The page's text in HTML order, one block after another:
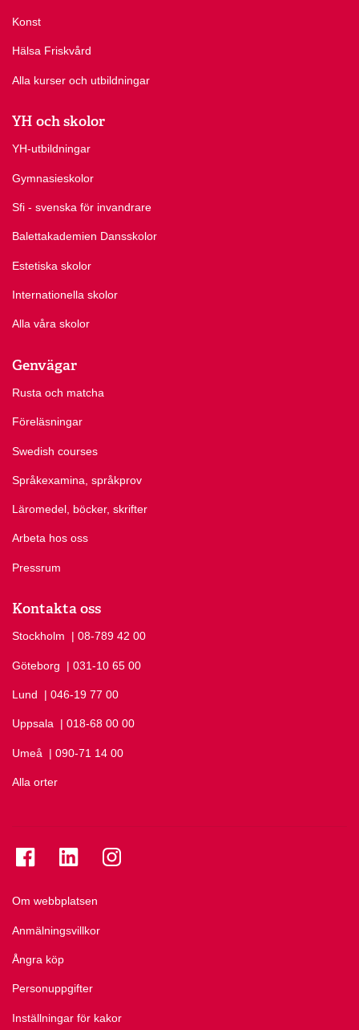
Konst
Hälsa Friskvård
Alla kurser och utbildningar
YH och skolor
YH-utbildningar
Gymnasieskolor
Sfi - svenska för invandrare
Balettakademien Dansskolor
Estetiska skolor
Internationella skolor
Alla våra skolor
Genvägar
Rusta och matcha
Föreläsningar
Swedish courses
Språkexamina, språkprov
Läromedel, böcker, skrifter
Arbeta hos oss
Pressrum
Kontakta oss
Stockholm Ring Stockholm på
| 08-789 42 00
Göteborg Ring Göteborg på
| 031-10 65 00
Lund Ring Lund på
| 046-19 77 00
Uppsala Ring Uppsala på
| 018-68 00 00
Umeå Ring Umeå på
| 090-71 14 00
Alla orter
Om webbplatsen
Anmälningsvillkor
Ångra köp
Personuppgifter
Inställningar för kakor
Se folkuniversitetet på Facebook
Se folkuniversitetet på LinkedIn